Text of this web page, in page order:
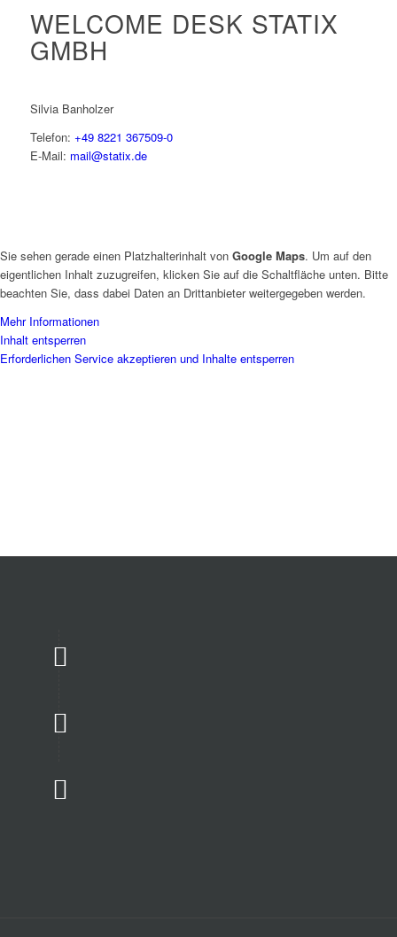
WELCOME DESK STATIX
GMBH
Silvia Banholzer
Telefon: +49 8221 367509-0
E-Mail: mail@statix.de
Sie sehen gerade einen Platzhalterinhalt von Google Maps. Um auf den
eigentlichen Inhalt zuzugreifen, klicken Sie auf die Schaltfläche unten. Bitte
beachten Sie, dass dabei Daten an Drittanbieter weitergegeben werden.
Mehr Informationen
Inhalt entsperren
Erforderlichen Service akzeptieren und Inhalte entsperren